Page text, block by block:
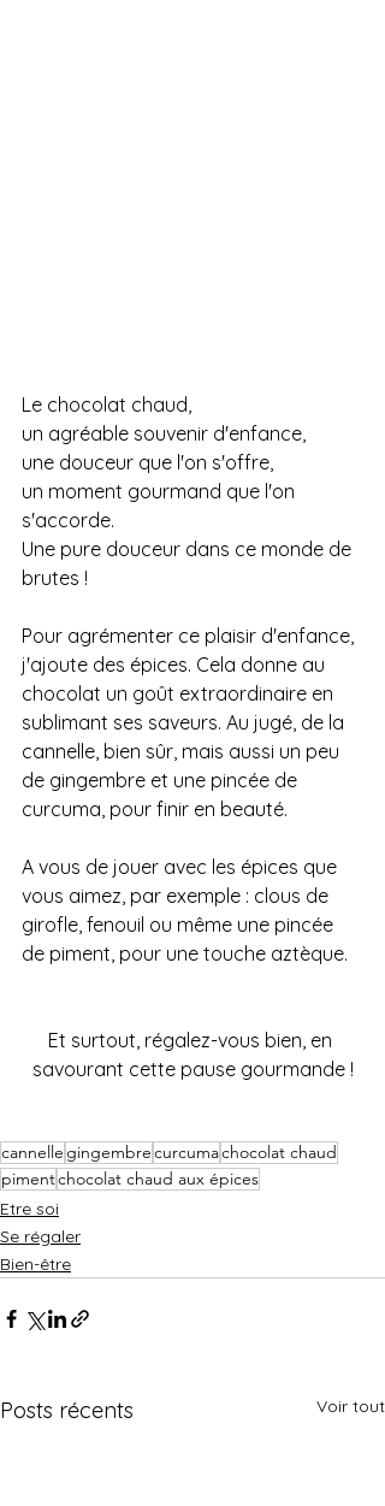
Le chocolat chaud,
un agréable souvenir d'enfance,
une douceur que l'on s'offre,
un moment gourmand que l'on
s'accorde.
Une pure douceur dans ce monde de
brutes !
Pour agrémenter ce plaisir d'enfance,
j'ajoute des épices. Cela donne au
chocolat un goût extraordinaire en
sublimant ses saveurs. Au jugé, de la
cannelle, bien sûr, mais aussi un peu
de gingembre et une pincée de
curcuma, pour finir en beauté.
A vous de jouer avec les épices que
vous aimez, par exemple : clous de
girofle, fenouil ou même une pincée
de piment, pour une touche aztèque.
Et surtout, régalez-vous bien, en
savourant cette pause gourmande !
cannelle gingembrecurcumachocolat chaud
pimentchocolat chaud aux épices
Etre soi
Se régaler
Bien-être
Posts récents Voir tout